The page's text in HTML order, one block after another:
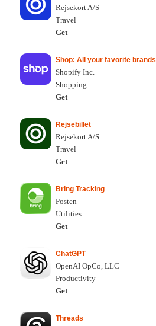
Rejsekort A/S
Travel
Get
Shop: All your favorite brands
Shopify Inc.
Shopping
Get
Rejsebillet
Rejsekort A/S
Travel
Get
Bring Tracking
Posten
Utilities
Get
ChatGPT
OpenAI OpCo, LLC
Productivity
Get
Threads